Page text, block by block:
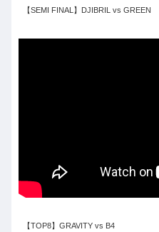
【SEMI FINAL】DJIBRIL vs GREEN
【TOP8】GRAVITY vs B4